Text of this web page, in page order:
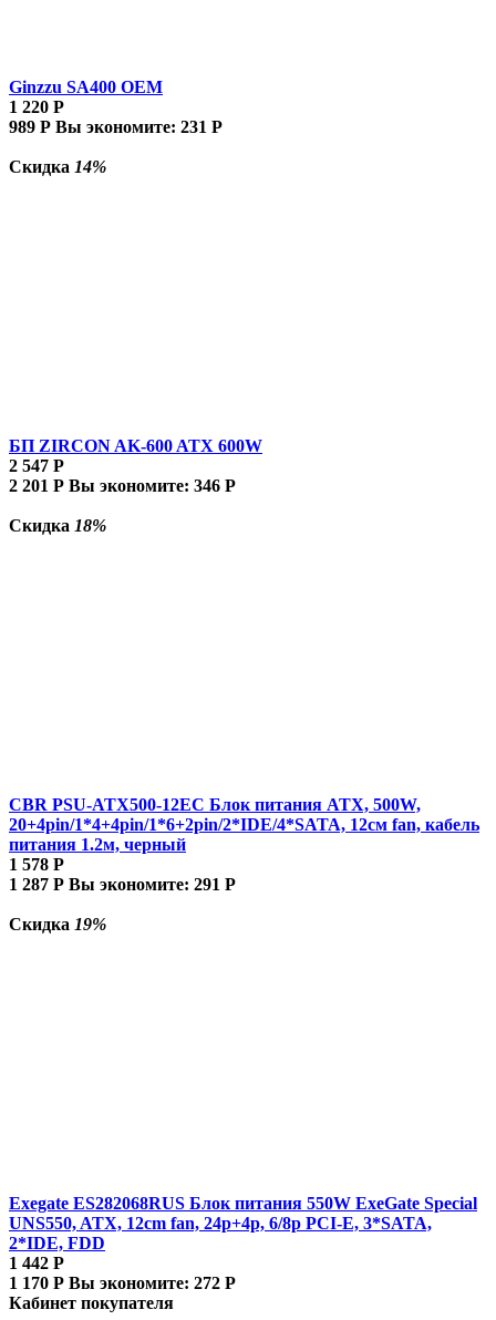
Ginzzu SA400 OEM
1 220 Р
989 Р Вы экономите: 231 Р
Скидка 14%
БП ZIRCON AK-600 ATX 600W
2 547 Р
2 201 Р Вы экономите: 346 Р
Скидка 18%
CBR PSU-ATX500-12EC Блок питания ATX, 500W,
20+4pin/1*4+4pin/1*6+2pin/2*IDE/4*SATA, 12см fan, кабель
питания 1.2м, черный
1 578 Р
1 287 Р Вы экономите: 291 Р
Скидка 19%
Exegate ES282068RUS Блок питания 550W ExeGate Special
UNS550, ATX, 12cm fan, 24p+4p, 6/8p PCI-E, 3*SATA,
2*IDE, FDD
1 442 Р
1 170 Р Вы экономите: 272 Р
Кабинет покупателя